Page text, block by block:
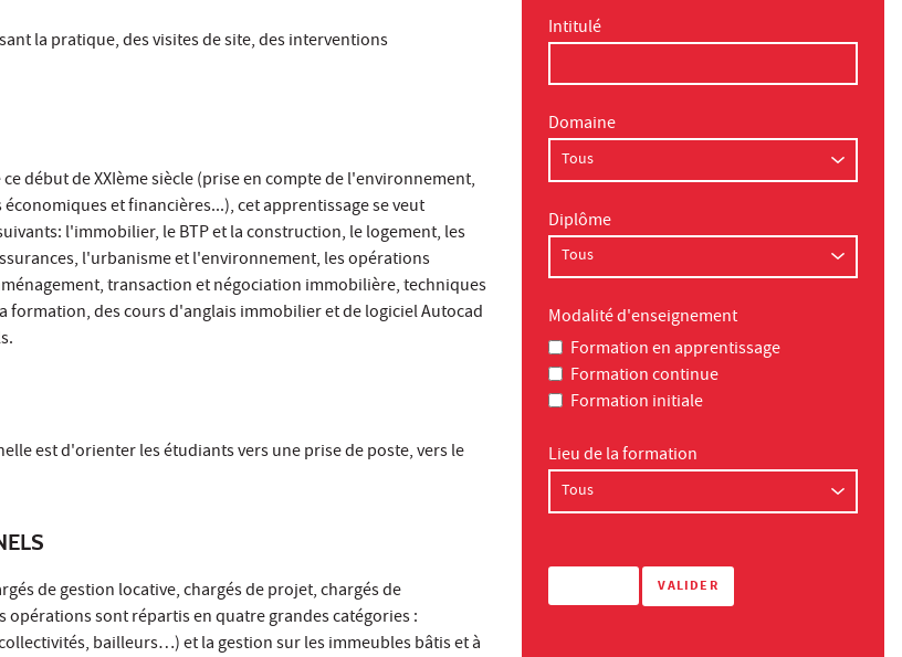
la pratique, des visites de site, des interventions
début de XXIème siècle (prise en compte de l'environnement,
et financières...), cet apprentissage se veut
l'immobilier, le BTP et la construction, le logement, les
l'urbanisme et l'environnement, les opérations
transaction et négociation immobilière, techniques
des cours d'anglais immobilier et de logiciel Autocad
est d'orienter les étudiants vers une prise de poste, vers le
de gestion locative, chargés de projet, chargés de
sont répartis en quatre grandes catégories :
bailleurs…) et la gestion sur les immeubles bâtis et à
Intitulé
Domaine
Diplôme
Modalité d'enseignement
Formation en apprentissage
Formation continue
Formation initiale
Lieu de la formation